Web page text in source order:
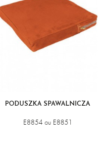
PODUSZKA SPAWALNICZA
E8854 ou E8851